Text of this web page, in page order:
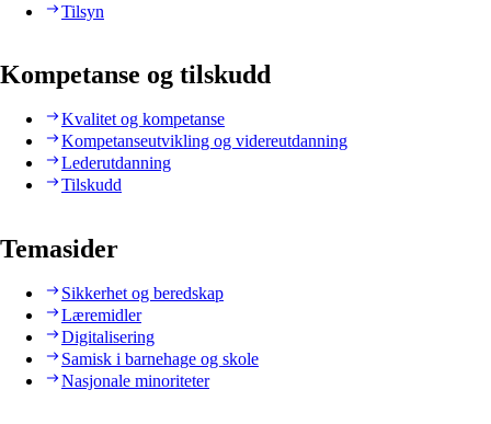
Tilsyn
Kompetanse og tilskudd
Kvalitet og kompetanse
Kompetanseutvikling og videreutdanning
Lederutdanning
Tilskudd
Temasider
Sikkerhet og beredskap
Læremidler
Digitalisering
Samisk i barnehage og skole
Nasjonale minoriteter